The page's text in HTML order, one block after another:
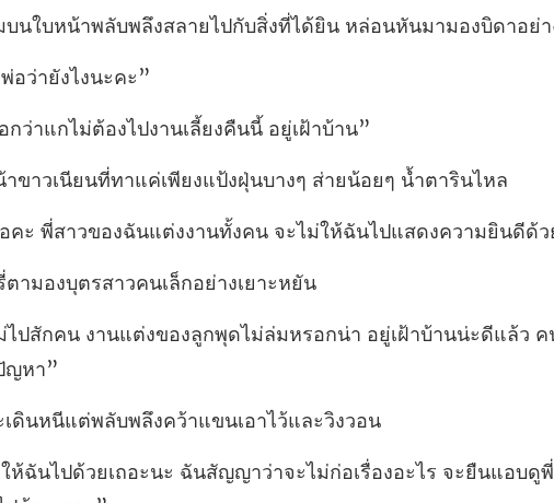
ายไปกับสิ่งที่ได้ยิน หล่อน
พ่อว่ายั
้องไปงานเลี้ยงคืน
แค่เพียงแป้งฝุ่นบางๆ
านทั้งคน จะไม่ให้ฉันไปแสดงค
งบุตรสาวคนเล็ก
่ล่มหรอกน่า อยู่เฝ้าบ้านน่ะดีแล้
ต่พลับพลึงคว้าแข
ว่าจะไม่ก่อเรื่องอะไร จะยืนแอบดูพี